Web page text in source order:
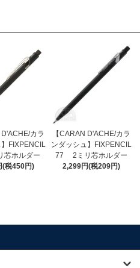
D'ACHE/カラ
FIXPENCIL
芯ホルダー
(税450円)
【CARAN D'ACHE/カラ
ンダッシュ】FIXPENCIL
77 2ミリ芯ホルダー
2,299円(税209円)